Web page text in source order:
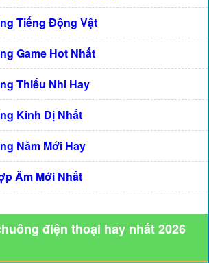
Tiếng Động Vật
Game Hot Nhất
Thiếu Nhi Hay
Kinh Dị Nhất
Năm Mới Hay
Âm Mới Nhất
điện thoại hay nhất 2026